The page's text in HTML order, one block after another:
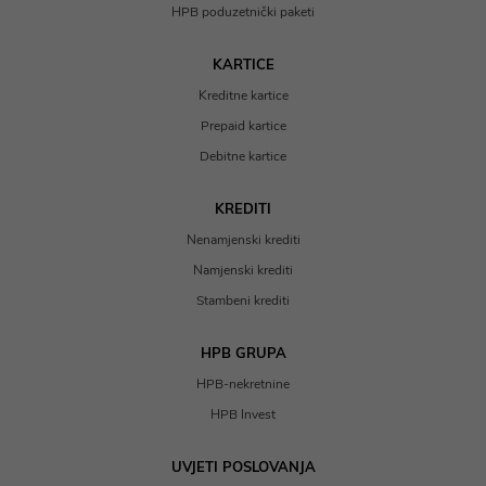
HPB poduzetnički paketi
KARTICE
Kreditne kartice
Prepaid kartice
Debitne kartice
KREDITI
Nenamjenski krediti
Namjenski krediti
Stambeni krediti
HPB GRUPA
HPB-nekretnine
HPB Invest
UVJETI POSLOVANJA